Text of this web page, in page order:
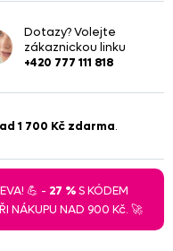
Dotazy? Volejte
zákaznickou linku
+420 777 111 818
1 700 Kč zdarma.
💪 - 27 %S KÓDEM
NÁKUPU NAD 900 Kč. 🚀